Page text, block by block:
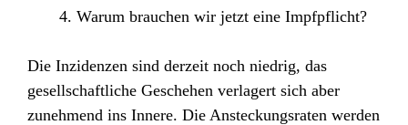
Warum brauchen wir jetzt eine Impfpflicht?
Die Inzidenzen sind derzeit noch niedrig, das
gesellschaftliche Geschehen verlagert sich aber
zunehmend ins Innere. Die Ansteckungsraten werden